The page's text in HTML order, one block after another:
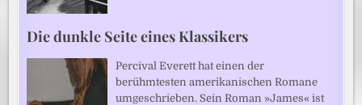
Die dunkle Seite eines Klassikers
Percival Everett hat einen der
berühmtesten amerikanischen Romane
umgeschrieben. Sein Roman »James« ist